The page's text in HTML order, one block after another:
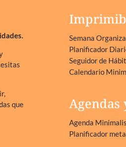
que
Semana
Planificador
Seguidor de
Calendario
Agendas
Agenda
Planificador